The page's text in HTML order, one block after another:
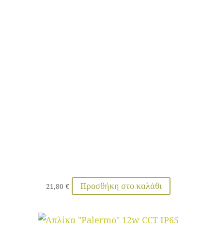
21,80€ Προσθήκη στο καλάθι